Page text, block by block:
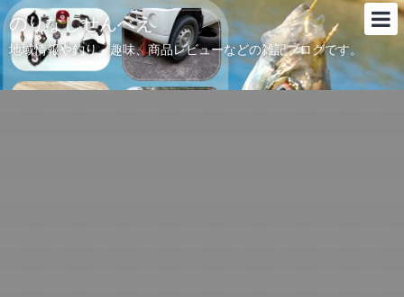
のりなしせんべえ
地域情報や釣り、趣味、商品レビューなどの雑記ブログです。